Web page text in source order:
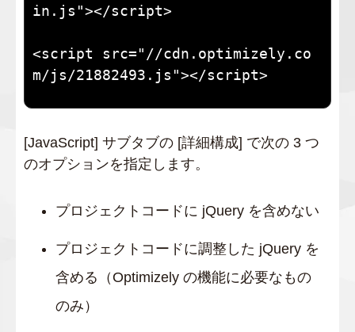
in.js"></script>
<script src="//cdn.optimizely.co
m/js/21882493.js"></script>
[JavaScript] サブタブの [詳細構成] で次の 3 つ
のオプションを指定します。
プロジェクトコードに jQuery を含めない
プロジェクトコードに調整した jQuery を
含める（Optimizely の機能に必要なもの
のみ）